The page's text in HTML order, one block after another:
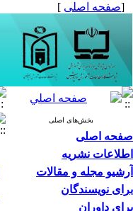
[صفحه اصلی ]
بخش‌های اصلی
صفحه اصلی
اطلاعات نشریه
آرشیو مجله و مقالات
برای نویسندگان
برای داوران